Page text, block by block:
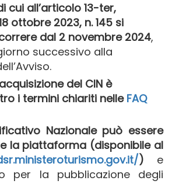
cui all’articolo 13-ter,
ottobre 2023, n. 145 si
dal 2 novembre 2024,
successivo alla
del CIN è
i termini chiariti nelle FAQ
Nazionale può essere
la piattaforma (disponibile al
) e
per la pubblicazione degli